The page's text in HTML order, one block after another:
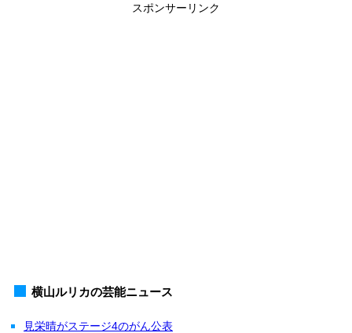
スポンサーリンク
横山ルリカの芸能ニュース
見栄晴がステージ4のがん公表